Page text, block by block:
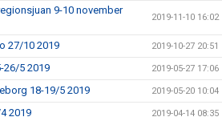
9-10 november
2019-11-10 16:02
27/10 2019 2019-10-27 20:51
26/5 2019 2019-05-27 17:06
18-19/5 2019 2019-05-20 10:04
2019 2019-04-14 08:35